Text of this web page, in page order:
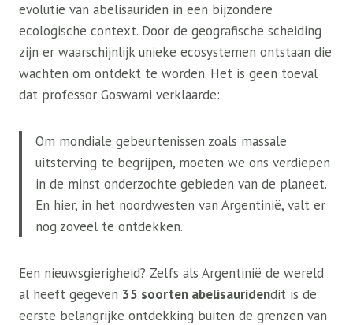
evolutie van abelisauriden in een bijzondere
ecologische context. Door de geografische scheiding
zijn er waarschijnlijk unieke ecosystemen ontstaan ​​die
wachten om ontdekt te worden. Het is geen toeval
dat professor Goswami verklaarde:
Om mondiale gebeurtenissen zoals massale
uitsterving te begrijpen, moeten we ons verdiepen
in de minst onderzochte gebieden van de planeet.
En hier, in het noordwesten van Argentinië, valt er
nog zoveel te ontdekken.
Een nieuwsgierigheid? Zelfs als Argentinië de wereld
al heeft gegeven 35 soorten abelisauridendit is de
eerste belangrijke ontdekking buiten de grenzen van